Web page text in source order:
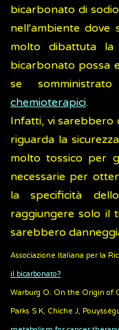
bicarbonato di
nell'ambiente dove
molto dibattuta
bicarbonato possa
se
chemioterapici.
Infatti, vi sarebbero
riguarda la
molto tossico per
necessarie per
la specificità
raggiungere solo il
sarebbero
Associazione Italiana per la
il bicarbonato?
Warburg O. On the Origin of
Parks S K, Chiche J,